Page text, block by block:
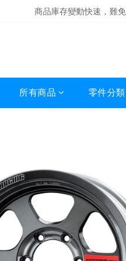
商品庫存變動快速，難
商品庫存變動快速，難
所有商品 零件分類